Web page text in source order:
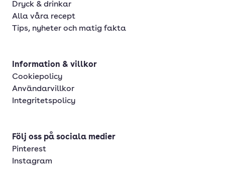
Dryck & drinkar
Alla våra recept
Tips, nyheter och matig fakta
Information & villkor
Cookiepolicy
Användarvillkor
Integritetspolicy
Följ oss på sociala medier
Pinterest
Instagram